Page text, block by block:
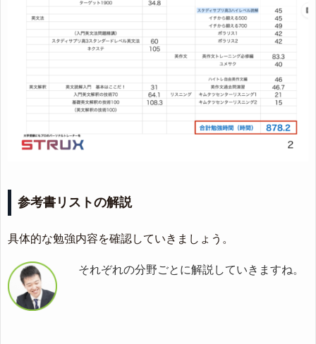
参考書リストの解説
具体的な勉強内容を確認していきましょう。
それぞれの分野ごとに解説していきますね。